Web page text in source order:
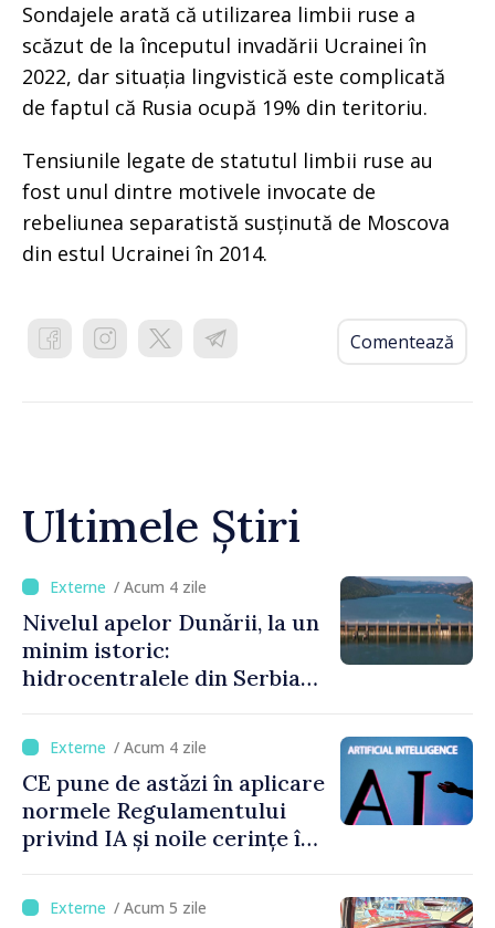
Sondajele arată că utilizarea limbii ruse a
scăzut de la începutul invadării Ucrainei în
2022, dar situația lingvistică este complicată
de faptul că Rusia ocupă 19% din teritoriu.
Tensiunile legate de statutul limbii ruse au
fost unul dintre motivele invocate de
rebeliunea separatistă susținută de Moscova
din estul Ucrainei în 2014.
Comentează
Ultimele Știri
/ Acum 4 zile
Nivelul apelor Dunării, la un
minim istoric:
hidrocentralele din Serbia
capacitate
/ Acum 4 zile
CE pune de astăzi în aplicare
normele Regulamentului
privind IA și noile cerințe în
/ Acum 5 zile